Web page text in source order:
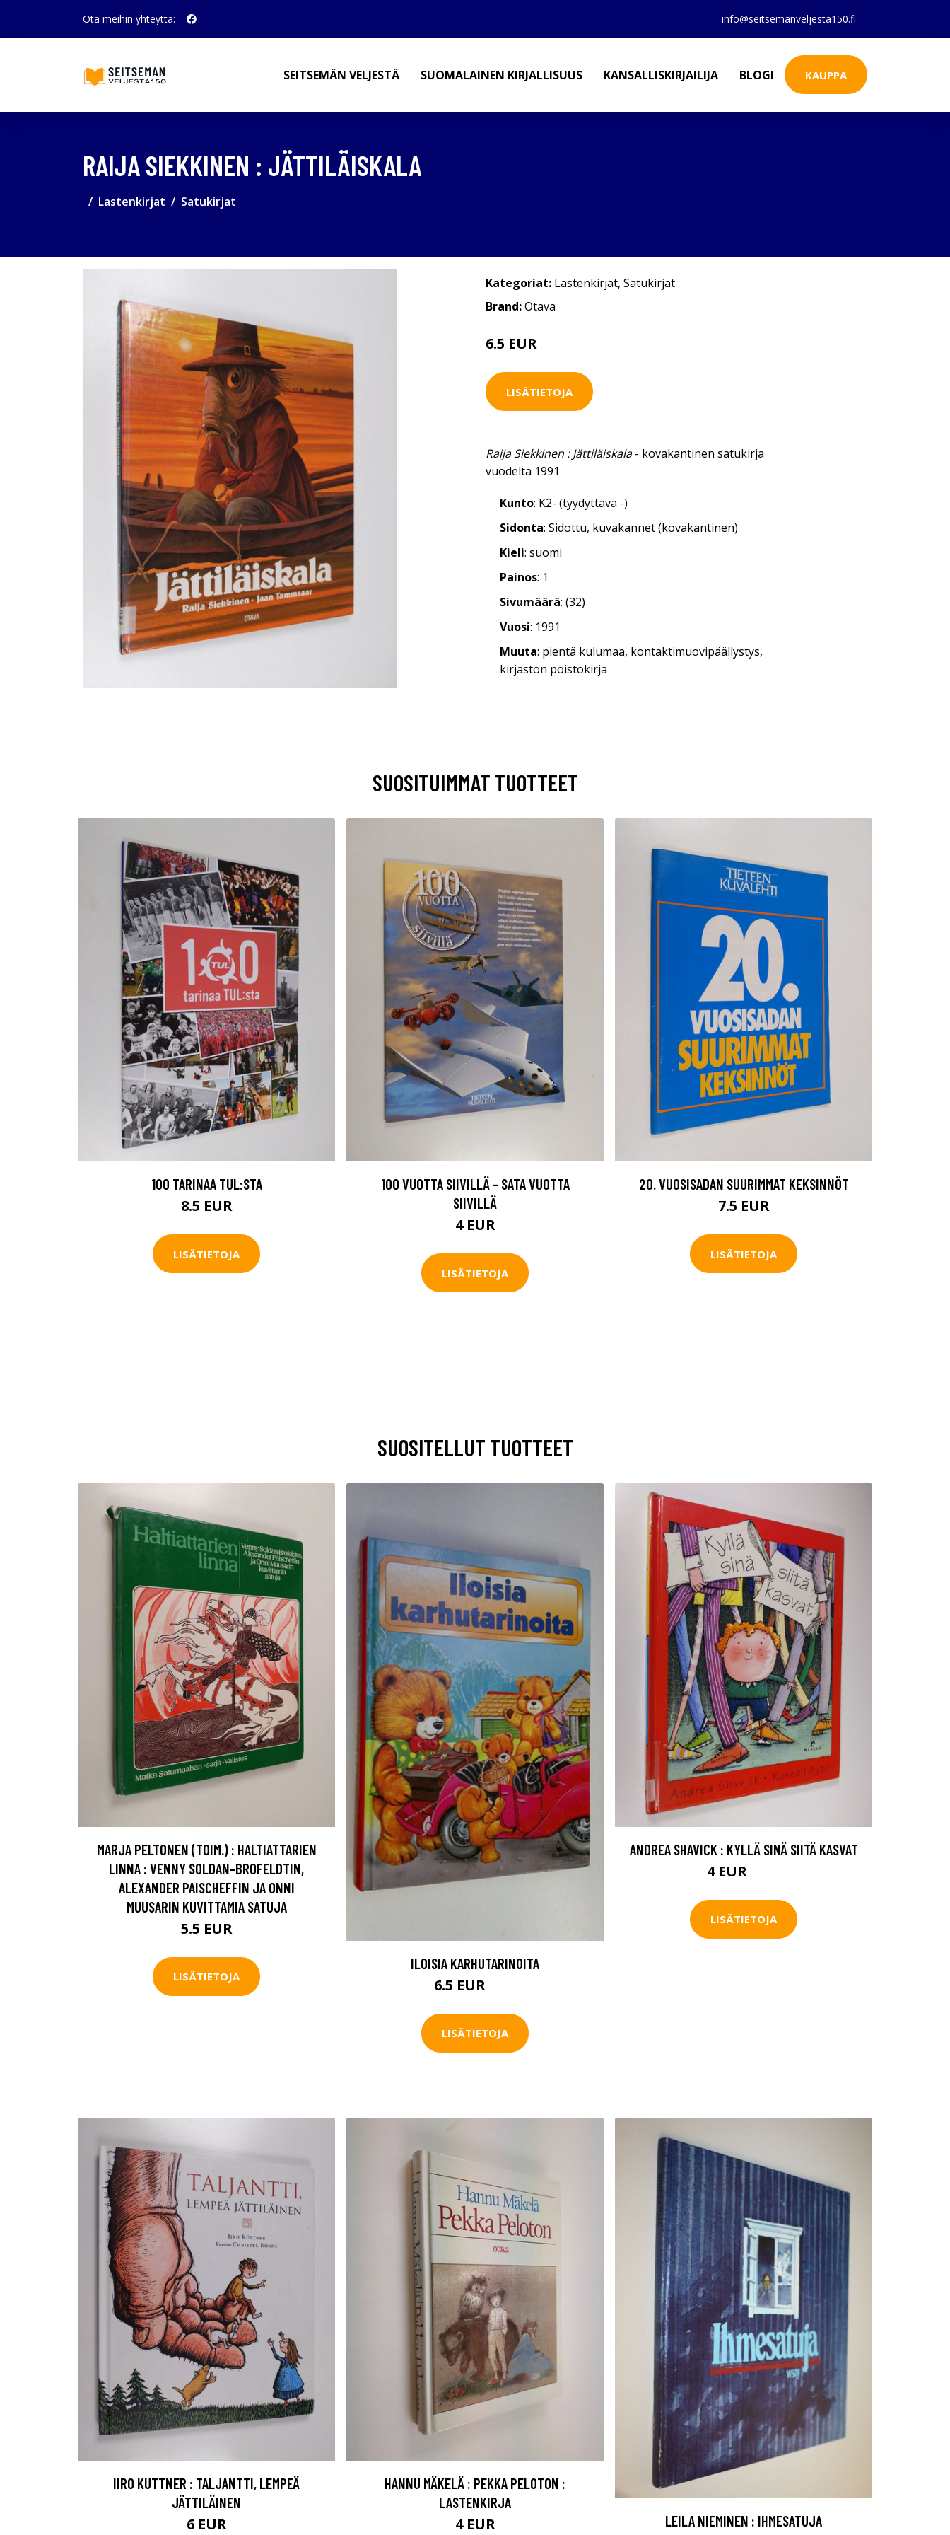
Ota meihin yhteyttä: info@seitsemanveljesta150.fi
SEITSEMÄN VELJESTÄ SUOMALAINEN KIRJALLISUUS KANSALLISKIRJAILIJA BLOGI KAUPPA
RAIJA SIEKKINEN : JÄTTILÄISKALA
Lastenkirjat Satukirjat
Kategoriat: Lastenkirjat, Satukirjat
Brand:Otava
6.5 EUR
LISÄTIETOJA
Raija Siekkinen : Jättiläiskala- kovakantinen satukirja
vuodelta 1991
Kunto: K2- (tyydyttävä -)
Sidonta: Sidottu, kuvakannet (kovakantinen)
Kieli: suomi
Painos: 1
Sivumäärä: (32)
Vuosi: 1991
Muuta: pientä kulumaa, kontaktimuovipäällystys,
kirjaston poistokirja
SUOSITUIMMAT TUOTTEET
100 TARINAA TUL:STA
8.5 EUR
LISÄTIETOJA
100 VUOTTA SIIVILLÄ - SATA VUOTTA
SIIVILLÄ
4 EUR
LISÄTIETOJA
20. VUOSISADAN SUURIMMAT KEKSINNÖT
7.5 EUR
LISÄTIETOJA
SUOSITELLUT TUOTTEET
MARJA PELTONEN (TOIM.) : HALTIATTARIEN
LINNA : VENNY SOLDAN-BROFELDTIN,
ALEXANDER PAISCHEFFIN JA ONNI
MUUSARIN KUVITTAMIA SATUJA
5.5 EUR
LISÄTIETOJA
ILOISIA KARHUTARINOITA
6.5 EUR
LISÄTIETOJA
ANDREA SHAVICK : KYLLÄ SINÄ SIITÄ KASVAT
4 EUR
LISÄTIETOJA
IIRO KUTTNER : TALJANTTI, LEMPEÄ
JÄTTILÄINEN
6 EUR
HANNU MÄKELÄ : PEKKA PELOTON :
LASTENKIRJA
4 EUR LEILA NIEMINEN : IHMESATUJA